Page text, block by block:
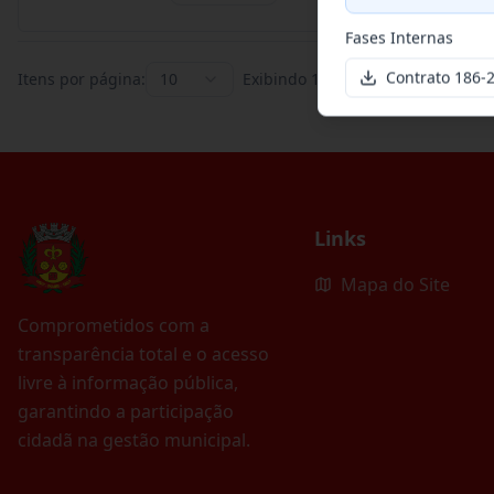
Itens por página: 10 Exibindo 1 de395 registros
Comprometidos com a
transparência total e o acesso
livre à informação pública,
garantindo a participação
cidadã na gestão municipal.
Links
Mapa do Site
Fases Internas
Contrato 186-